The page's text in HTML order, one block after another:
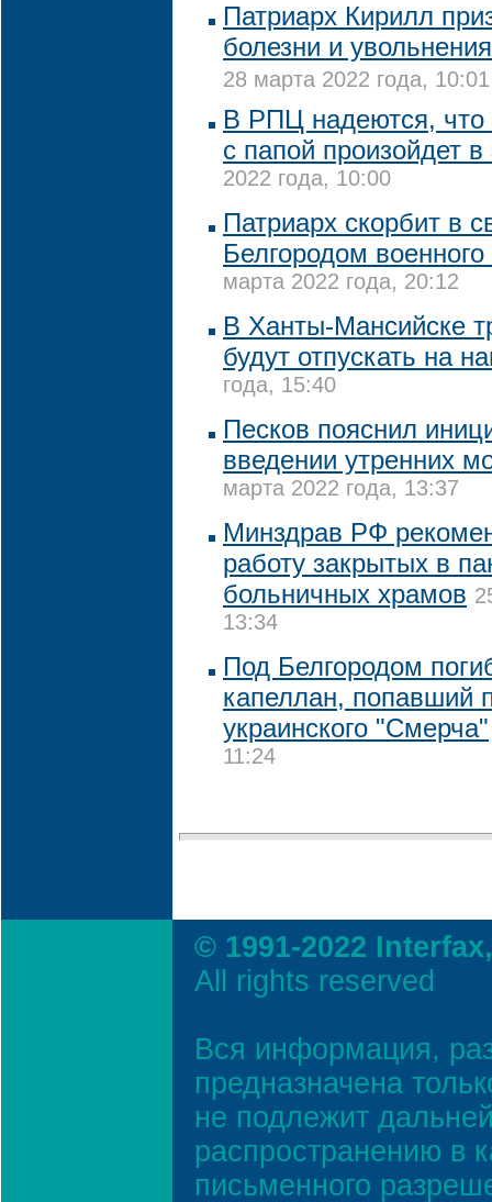
Патриарх Кирилл
болезни и
28 марта 2022 года, 10:01
В РПЦ надеются, что
с папой произойдет в
2022 года, 10:00
Патриарх скорбит в
Белгородом
марта 2022 года, 20:12
В Ханты-Мансийске
будут отпускать на
года, 15:40
Песков пояснил
введении утренних
марта 2022 года, 13:37
Минздрав РФ
работу закрытых в
больничных храмов
13:34
Под Белгородом
капеллан, попавший
украинского "Смерча"
11:24
© 1991-2022
All rights reserved
Вся информация,
предназначена
не подлежит
распространению в
письменного